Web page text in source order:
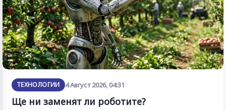
ТЕХНОЛОГИИ 4 Август 2026, 04:31
Ще ни заменят ли роботите?